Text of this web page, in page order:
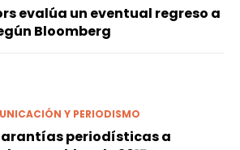
evalúa un eventual regreso a
Bloomberg
Y PERIODISMO
periodísticas a